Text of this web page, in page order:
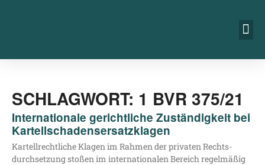
SCHLAGWORT: 1 BVR 375/21
Internationale gerichtliche Zuständigkeit bei
Kartellschadensersatzklagen
Kar­tell­recht­li­che Kla­gen im Rah­men der pri­va­ten Rechts­
durch­set­zung sto­ßen im inter­na­tio­na­len Bereich regel­mä­ßig